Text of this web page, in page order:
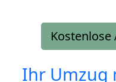
Ihr Umzug